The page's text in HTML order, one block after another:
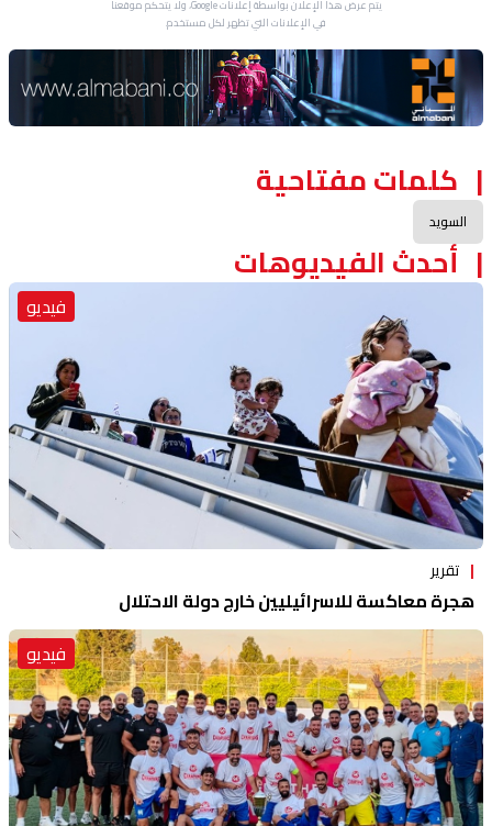
يتم عرض هذا الإعلان بواسطة إعلانات Google، ولا يتحكم موقعنا
في الإعلانات التي تظهر لكل مستخدم.
Advertisement Section
كلمات مفتاحية
السويد
أحدث الفيديوهات
فيديو
تقرير
هجرة معاكسة للاسرائيليين خارج دولة الاحتلال
فيديو